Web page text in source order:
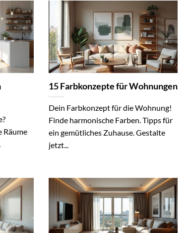
Räume
15 Farbkonzepte für Wohnungen
Dein Farbkonzept für die Wohnung!
Finde harmonische Farben. Tipps für
ein gemütliches Zuhause. Gestalte
jetzt...